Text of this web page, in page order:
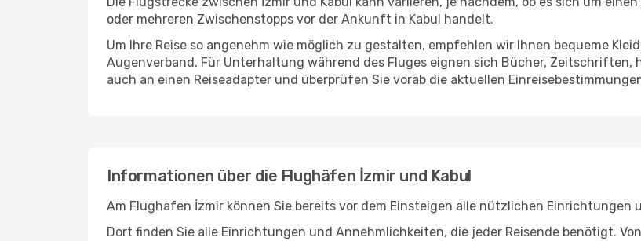
oder mehreren Zwischenstopps vor der Ankunft in Kabul handelt.
Um Ihre Reise so angenehm wie möglich zu gestalten, empfehlen wir Ihnen bequeme
Augenverband. Für Unterhaltung während des Fluges eignen sich Bücher, Zeitschriften,
auch an einen Reiseadapter und überprüfen Sie vorab die aktuellen
Informationen über die Flughäfen İzmir und Kabul
Am Flughafen İzmir können Sie bereits vor dem Einsteigen alle nützlichen Einrichtungen
Dort finden Sie alle Einrichtungen und Annehmlichkeiten, die jeder Reisende benötigt.